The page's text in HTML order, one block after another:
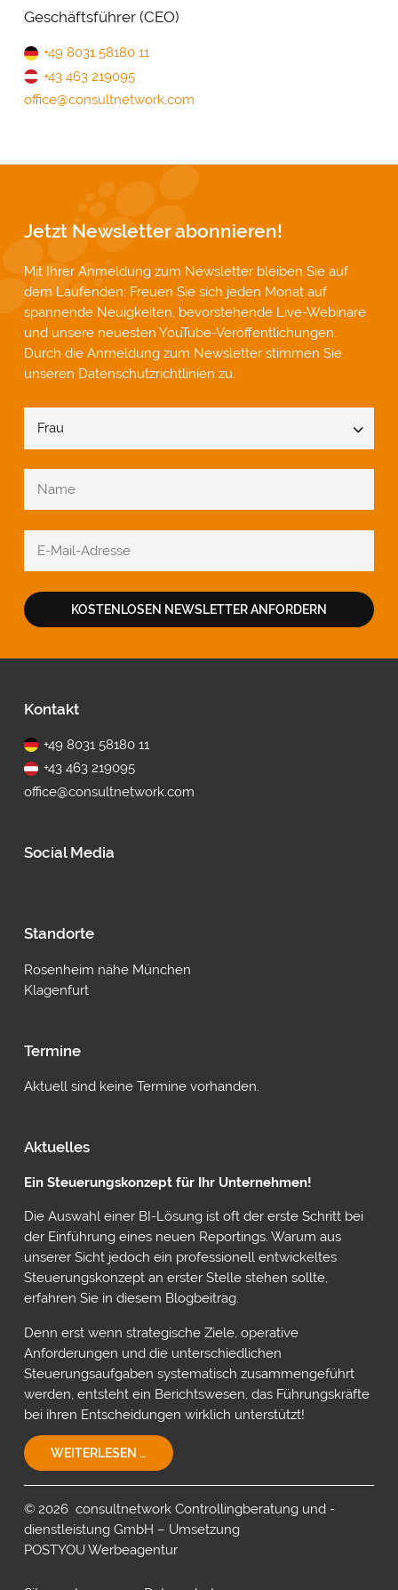
Geschäftsführer (CEO)
+49 8031 58180 11
+43 463 219095
office@consultnetwork.com
Jetzt Newsletter abonnieren!
Mit Ihrer Anmeldung zum Newsletter bleiben Sie auf
dem Laufenden: Freuen Sie sich jeden Monat auf
spannende Neuigkeiten, bevorstehende Live-Webinare
und unsere neuesten YouTube-Veröffentlichungen.
Durch die Anmeldung zum Newsletter stimmen Sie
unseren Datenschutzrichtlinien zu.
KOSTENLOSEN NEWSLETTER ANFORDERN
Fußbereich
Kontakt
+49 8031 58180 11
+43 463 219095
office@consultnetwork.com
Social Media
Standorte
Rosenheim nähe München
Klagenfurt
Termine
Aktuell sind keine Termine vorhanden.
Aktuelles
Ein Steuerungskonzept für Ihr Unternehmen!
Die Auswahl einer BI-Lösung ist oft der erste Schritt bei
der Einführung eines neuen Reportings. Warum aus
unserer Sicht jedoch ein professionell entwickeltes
Steuerungskonzept an erster Stelle stehen sollte,
erfahren Sie in diesem Blogbeitrag.
Denn erst wenn strategische Ziele, operative
Anforderungen und die unterschiedlichen
Steuerungsaufgaben systematisch zusammengeführt
werden, entsteht ein Berichtswesen, das Führungskräfte
bei ihren Entscheidungen wirklich unterstützt!
WEITERLESEN …
STEUERUNGSKONZEPT
UNTERNEHMEN!
© 2026 consultnetwork Controllingberatung und -
dienstleistung GmbH – Umsetzung
POSTYOU Werbeagentur